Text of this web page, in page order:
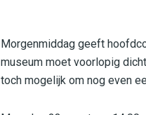
Morgenmiddag geeft
museum moet voorlopig
toch mogelijk om nog even